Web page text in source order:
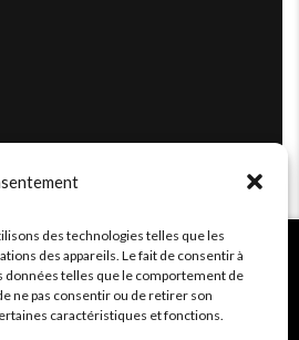
des technologies telles que les
des appareils. Le fait de consentir à
telles que le comportement de
ne pas consentir ou de retirer son
caractéristiques et fonctions.